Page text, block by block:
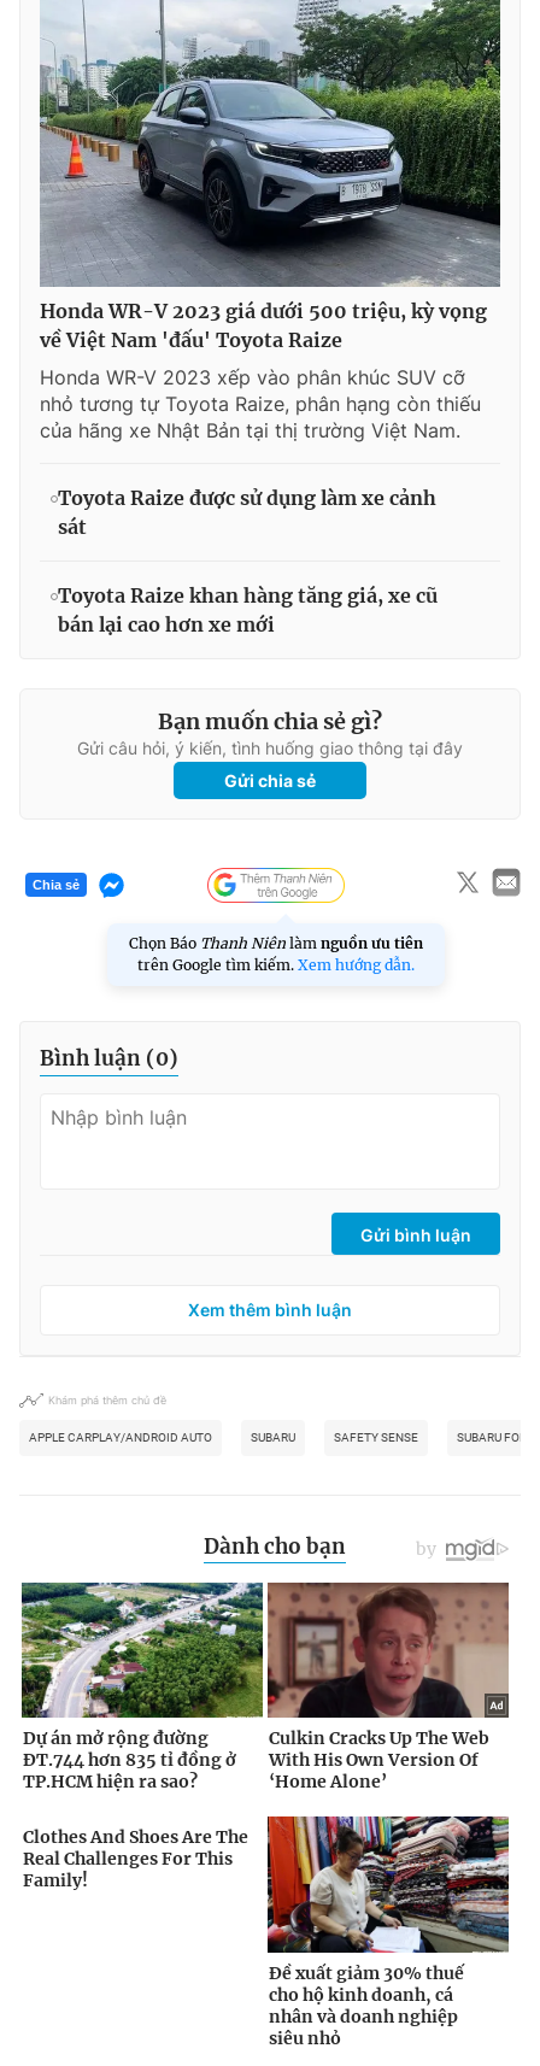
Honda WR-V 2023 giá dưới 500 triệu, kỳ vọng
về Việt Nam 'đấu' Toyota Raize
Honda WR-V 2023 xếp vào phân khúc SUV cỡ
nhỏ tương tự Toyota Raize, phân hạng còn thiếu
của hãng xe Nhật Bản tại thị trường Việt Nam.
Toyota Raize được sử dụng làm xe cảnh
sát
Toyota Raize khan hàng tăng giá, xe cũ
bán lại cao hơn xe mới
Bạn muốn chia sẻ gì?
Gửi câu hỏi, ý kiến, tình huống giao thông tại đây
Gửi chia sẻ
Chia sẻ
Chọn Báo Thanh Niên làm nguồn ưu tiên
trên Google tìm kiếm. Xem hướng dẫn.
Bình luận (0)
Gửi bình luận
Xem thêm bình luận
Khám phá thêm chủ đề
APPLE CARPLAY/ANDROID AUTO SUBARU SAFETY SENSE SUBARU